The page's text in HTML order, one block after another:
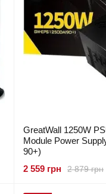
GreatWall 1250W
Module Power
90+)
2 879 грн
2 559 грн